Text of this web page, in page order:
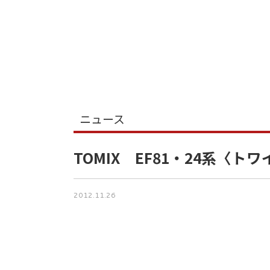
ニュース
TOMIX EF81・24系〈トワ
2012.11.26